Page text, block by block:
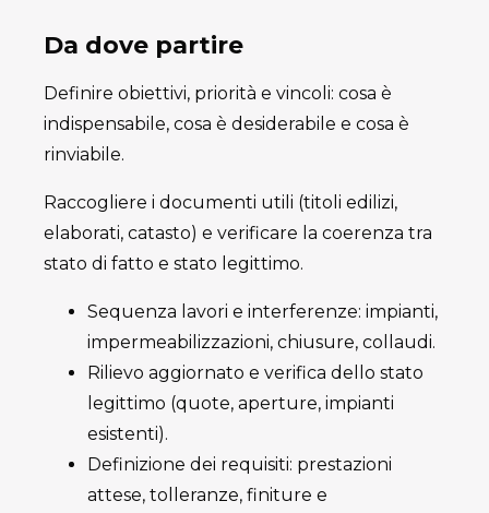
Da dove partire
Definire obiettivi, priorità e vincoli: cosa è
indispensabile, cosa è desiderabile e cosa è
rinviabile.
Raccogliere i documenti utili (titoli edilizi,
elaborati, catasto) e verificare la coerenza tra
stato di fatto e stato legittimo.
Sequenza lavori e interferenze: impianti,
impermeabilizzazioni, chiusure, collaudi.
Rilievo aggiornato e verifica dello stato
legittimo (quote, aperture, impianti
esistenti).
Definizione dei requisiti: prestazioni
attese, tolleranze, finiture e